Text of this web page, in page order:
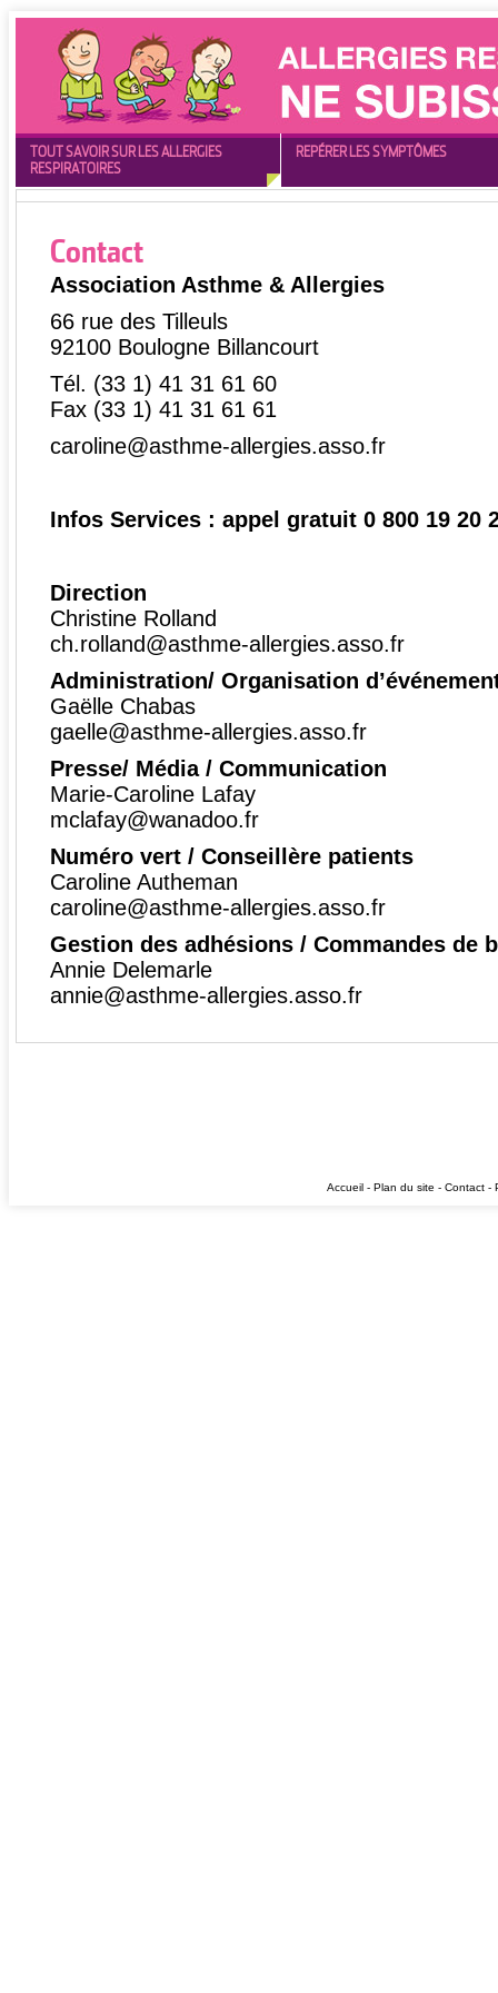
TOUT SAVOIR SUR LES ALLERGIES
RESPIRATOIRES
REPÉRER LES SYMPTÔMES
Contact
Association Asthme & Allergies
66 rue des Tilleuls
92100 Boulogne Billancourt
Tél. (33 1) 41 31 61 60
Fax (33 1) 41 31 61 61
caroline@asthme-allergies.asso.fr
Infos Services : appel gratuit 0 800 19 20
Direction
Christine Rolland
ch.rolland@asthme-allergies.asso.fr
Administration/ Organisation
Gaëlle Chabas
gaelle@asthme-allergies.asso.fr
Presse/ Média / Communication
Marie-Caroline Lafay
mclafay@wanadoo.fr
Numéro vert / Conseillère patients
Caroline Autheman
caroline@asthme-allergies.asso.fr
Gestion des adhésions / Commandes de
Annie Delemarle
annie@asthme-allergies.asso.fr
Accueil- Plan du site - Contact-